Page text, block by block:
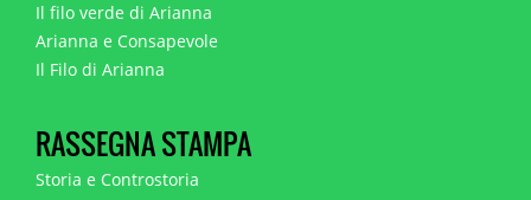
Il filo verde di Arianna
Arianna e Consapevole
Il Filo di Arianna
RASSEGNA STAMPA
Storia e Controstoria